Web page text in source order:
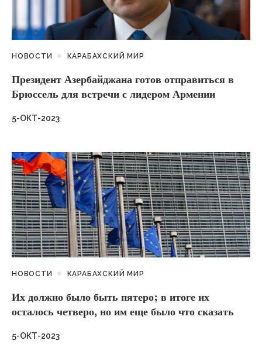
НОВОСТИ КАРАБАХСКИЙ МИР
Президент Азербайджана готов отправиться в
Брюссель для встречи с лидером Армении
5-ОКТ-2023
НОВОСТИ КАРАБАХСКИЙ МИР
Их должно было быть пятеро; в итоге их
осталось четверо, но им еще было что сказать
5-ОКТ-2023